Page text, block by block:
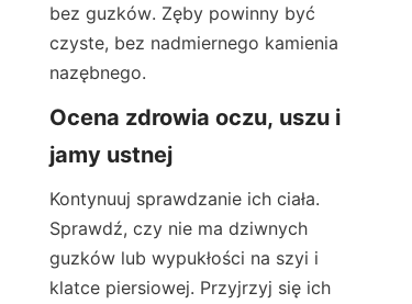
bez guzków. Zęby powinny być
czyste, bez nadmiernego kamienia
nazębnego.
Ocena zdrowia oczu, uszu i
jamy ustnej
Kontynuuj sprawdzanie ich ciała.
Sprawdź, czy nie ma dziwnych
guzków lub wypukłości na szyi i
klatce piersiowej. Przyjrzyj się ich